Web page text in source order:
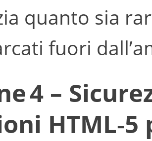
quanto sia
fuori
4 –